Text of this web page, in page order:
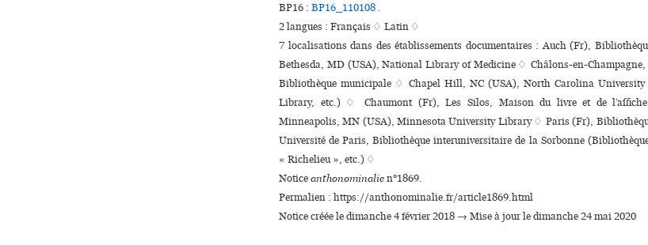
BP16 : BP16_110108 .
2 langues : Français ♢ Latin ♢
7 localisations dans des établissements documentaires : Auch (Fr),
Bethesda, MD (USA), National Library of Medicine ♢ Châlons-en-
Bibliothèque muni­ci­pale ♢ Chapel Hill, NC (USA), North Carolina
Library, etc.) ♢ Chaumont (Fr), Les Silos, Maison du livre et de
Minneapolis, MN (USA), Minnesota University Library ♢ Paris (Fr),
Université de Paris, Bibliothèque inte­ru­ni­ver­si­taire de la Sorbonne
« Richelieu », etc.) ♢
Noticeanthonominalien°1869.
Permalien : https://anthonominalie.fr/article1869.html
Notice créée le dimanche 4 février 2018 → Mise à jour le dimanche 24 mai 2020